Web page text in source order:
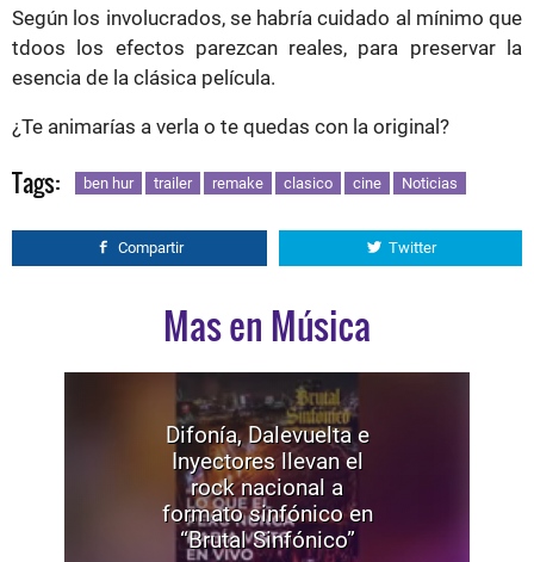
Según los involucrados, se habría cuidado al mínimo que
tdoos los efectos parezcan reales, para preservar la
esencia de la clásica película.
¿Te animarías a verla o te quedas con la original?
Tags: ben hur trailer remake clasico cine Noticias
Compartir Twitter
Mas en Música
Difonía, Dalevuelta e
Inyectores llevan el
rock nacional a
formato sinfónico en
“Brutal Sinfónico”